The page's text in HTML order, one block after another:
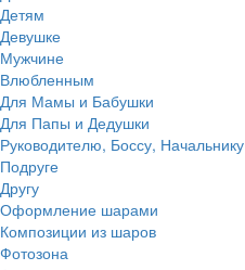
Детям
Девушке
Мужчине
Влюбленным
Для Мамы и Бабушки
Для Папы и Дедушки
Руководителю, Боссу, Начальнику
Подруге
Другу
Оформление шарами
Композиции из шаров
Фотозона